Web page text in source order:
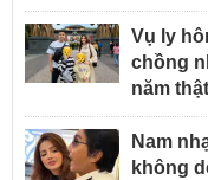
Vụ ly
chồng
năm
Nam
không